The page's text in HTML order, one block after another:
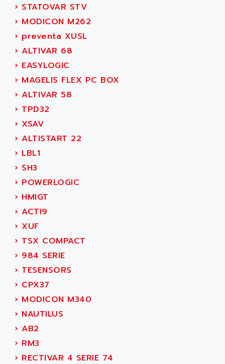
NANO
PCMCIA CARD
TFTX
SIMATIC S7-300
TDM
DIAX 2
TVM
KDV
KVR
TVD
SERVO DRIVE
KDA
KDS
TDA
BUS
DIAX 04
DIAX 4
cms3
CMS
PARVEX
MOVIDYN
ACTIVIB
ACTRONIC
ACU-RITE
ACU-TIME
ACX ADAP TORR
ADA
ADAC
ADAFRUIT
ADAM
ADAMCZEWSKI
ADAMEL
ADAPTATER
ADAPTATIVE
ADAPTEC
ADAS
ADC AUTOMATICA
ADDA
ADDER
ADDI DATA
ADEL SYSTEM
ADES
› STATOVAR STV
› MODICON M262
› preventa XUSL
› ALTIVAR 68
› EASYLOGIC
› MAGELIS FLEX PC BOX
› ALTIVAR 58
› TPD32
› XSAV
› ALTISTART 22
› LBL1
› SH3
› POWERLOGIC
› HMIGT
› ACTI9
› XUF
› TSX COMPACT
› 984 SERIE
› TESENSORS
› CPX37
› MODICON M340
› NAUTILUS
› AB2
› RM3
› RECTIVAR 4 SERIE 74